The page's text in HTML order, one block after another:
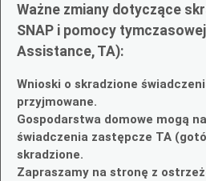
Ważne zmiany dotyczące
SNAP i pomocy
Assistance, TA):
Wnioski o skradzione
przyjmowane.
Gospodarstwa domowe mogą
świadczenia zastępcze TA
skradzione.
Zapraszamy na stronę z